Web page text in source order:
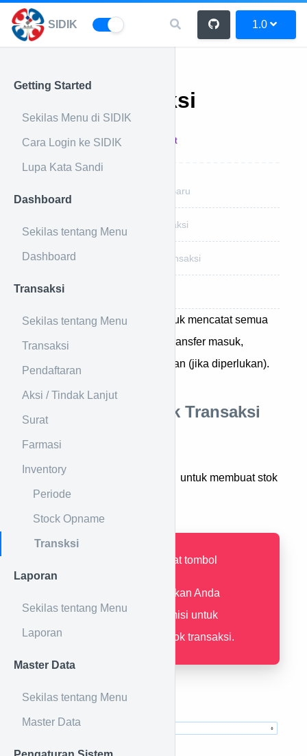
SIDIK 1.0
Getting Started
Sekilas Menu di SIDIK
Cara Login ke SIDIK
Lupa Kata Sandi
Dashboard
Sekilas tentang Menu
Dashboard
Transaksi
Sekilas tentang Menu
Transaksi
Pendaftaran
Aksi / Tindak Lanjut
Surat
Farmasi
Inventory
Periode
Stock Opname
Transksi
Laporan
Sekilas tentang Menu
Laporan
Master Data
Sekilas tentang Menu
Master Data
Stok Transaksi
17 Feb 2023 Admin Print
Cara Membuat Stok Transaksi Baru
Cara Merubah Data Stok Transaksi
Cara Menghapus Data Stok Transaksi
Baca Juga
Menu transaksi digunakan untuk mencatat semua
transaksi stok masuk, keluar, transfer masuk,
transfer keluar, dan penyesuaian (jika diperlukan).
Cara Membuat Stok Transaksi
Tekan tombol
untuk membuat stok
transaksi baru.
Jika tidak terdapat tombol
pastikan Anda
mempunyai permisi untuk
membuat data stok transaksi.